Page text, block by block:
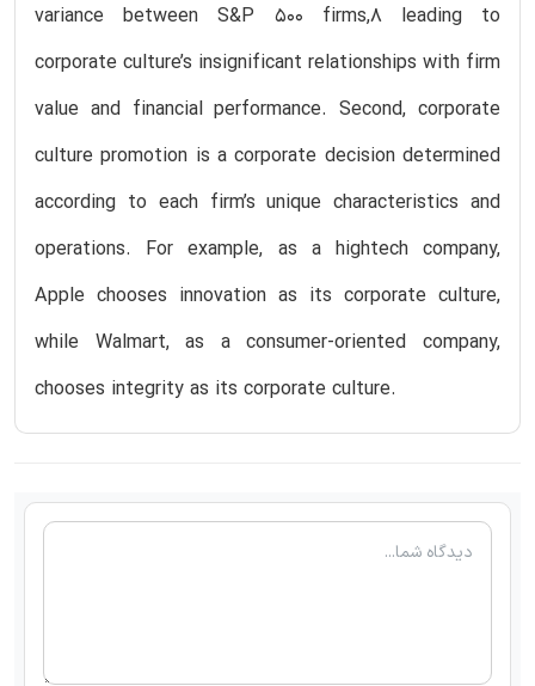
variance between S&P 500 firms,8 leading to
corporate culture’s insignificant relationships with firm
value and financial performance. Second, corporate
culture promotion is a corporate decision determined
according to each firm’s unique characteristics and
operations. For example, as a hightech company,
Apple chooses innovation as its corporate culture,
while Walmart, as a consumer-oriented company,
chooses integrity as its corporate culture.